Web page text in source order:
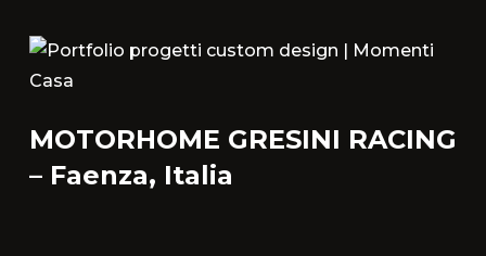
MOTORHOME GRESINI RACING
– Faenza, Italia